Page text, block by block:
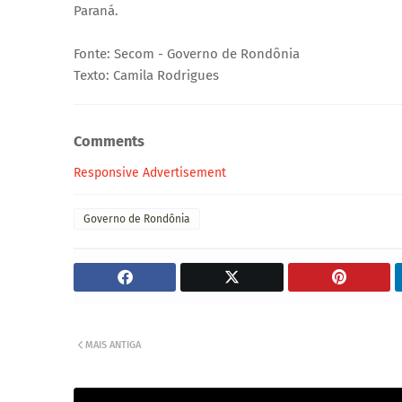
Paraná.
Fonte: Secom - Governo de Rondônia
Texto: Camila Rodrigues
Comments
Responsive Advertisement
Governo de Rondônia
MAIS ANTIGA